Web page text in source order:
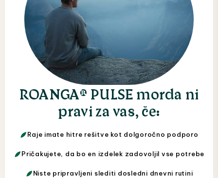
ROANGA® PULSE morda ni
pravi za vas, če:
Raje imate hitre rešitve kot dolgoročno podporo
Pričakujete, da bo en izdelek zadovoljil vse potrebe
Niste pripravljeni slediti dosledni dnevni rutini